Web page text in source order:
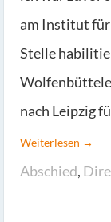
am Institut für
Stelle
nach Leipzig
Weiterlesen →
Abschied,